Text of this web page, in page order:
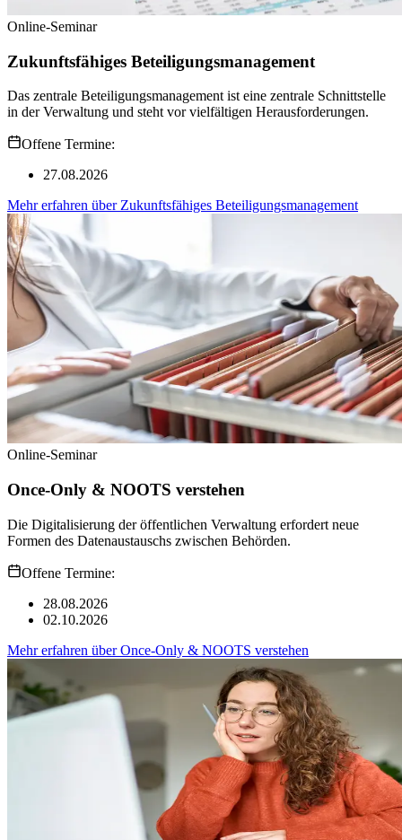
Online-Seminar
Zukunftsfähiges Beteiligungsmanagement
Das zentrale Beteiligungsmanagement ist eine zentrale Schnittstelle
in der Verwaltung und steht vor vielfältigen Herausforderungen.
Offene Termine:
27.08.2026
Mehr erfahren überZukunftsfähiges Beteiligungsmanagement
Online-Seminar
Once-Only & NOOTS verstehen
Die Digitalisierung der öffentlichen Verwaltung erfordert neue
Formen des Datenaustauschs zwischen Behörden.
Offene Termine:
28.08.2026
02.10.2026
Mehr erfahren überOnce-Only & NOOTS verstehen